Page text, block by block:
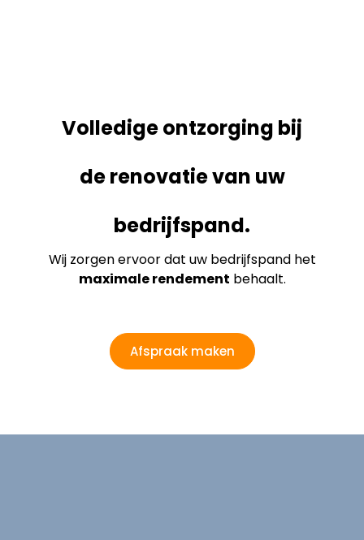
Volledige ontzorging bij
de renovatie van uw
bedrijfspand.
Wij zorgen ervoor dat uw bedrijfspand het
maximale rendement behaalt.
Afspraak maken